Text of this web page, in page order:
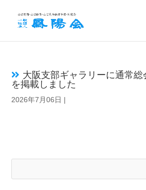
大阪支部ギャラリーに通常
を掲載しました
2026年7月06日 |